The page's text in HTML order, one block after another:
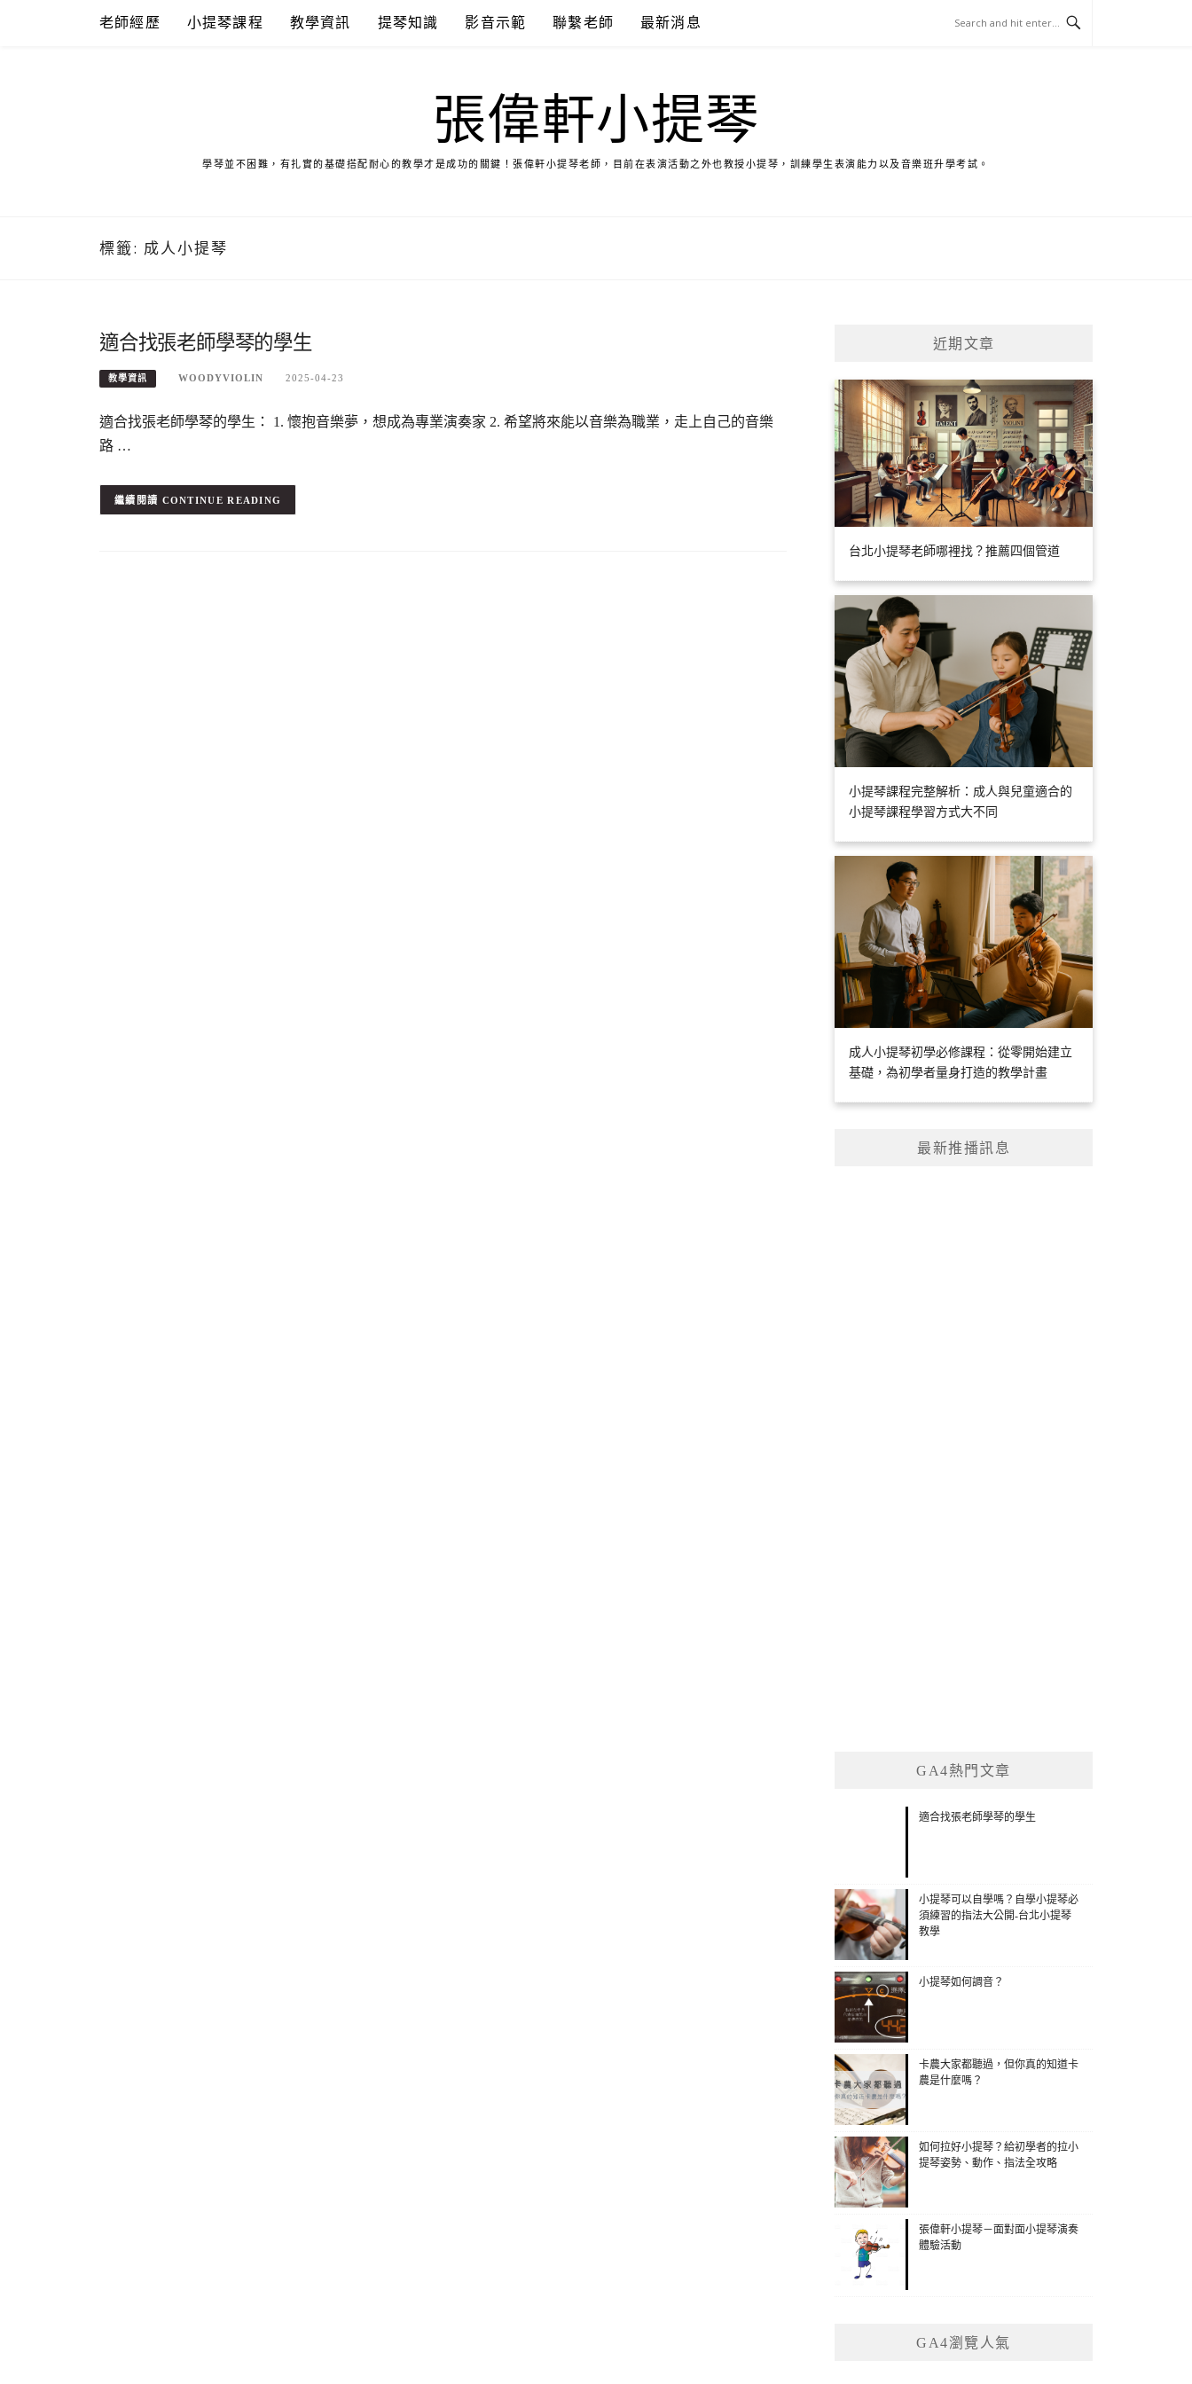
老師經歷 小提琴課程 教學資訊 提琴知識 影音示範 聯繫老師 最新消息
張偉軒小提琴
學琴並不困難，有扎實的基礎搭配耐心的教學才是成功的關鍵！張偉軒小提琴老師，目前在表演活動之外也教授小提琴，訓練學生表演能力以及音樂班升學考試。
標籤: 成人小提琴
適合找張老師學琴的學生
教學資訊 WOODYVIOLIN 2025-04-23
適合找張老師學琴的學生： 1. 懷抱音樂夢，想成為專業演奏家 2. 希望將來能以音樂為職業，走上自己的音樂
路 …
CONTINUE READING
近期文章
台北小提琴老師哪裡找？推薦四個管道
小提琴課程完整解析：成人與兒童適合的
小提琴課程學習方式大不同
成人小提琴初學必修課程：從零開始建立
基礎，為初學者量身打造的教學計畫
最新推播訊息
GA4熱門文章
適合找張老師學琴的學生
小提琴可以自學嗎？自學小提琴必
須練習的指法大公開-台北小提琴
教學
小提琴如何調音？
卡農大家都聽過，但你真的知道卡
農是什麼嗎？
如何拉好小提琴？給初學者的拉小
提琴姿勢、動作、指法全攻略
張偉軒小提琴－面對面小提琴演奏
體驗活動
GA4瀏覽人氣